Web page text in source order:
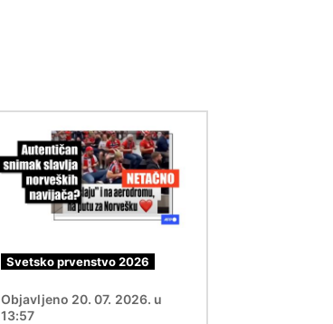
Svetsko prvenstvo 2026
Objavljeno 20. 07. 2026. u
13:57